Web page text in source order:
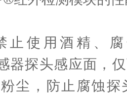
用酒精、腐
器探头感应面，
尘，防止腐蚀探